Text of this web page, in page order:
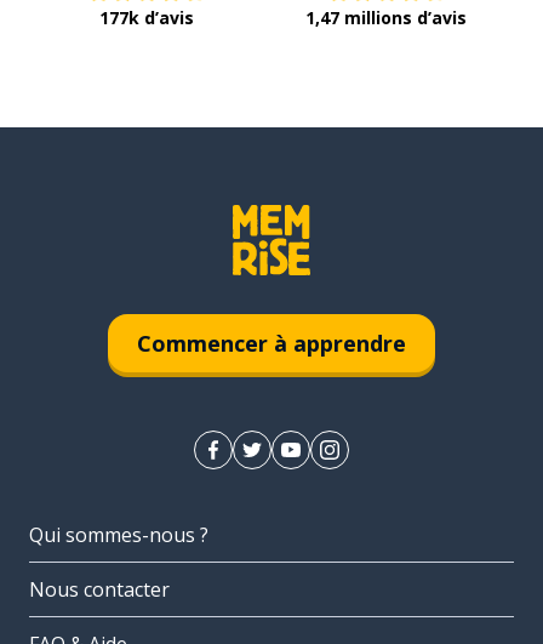
177k d’avis 1,47 millions d’avis
Commencer à apprendre
Qui sommes-nous ?
Nous contacter